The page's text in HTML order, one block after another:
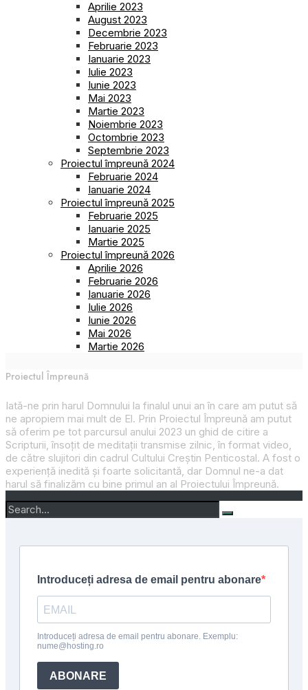
Aprilie 2023
August 2023
Decembrie 2023
Februarie 2023
Ianuarie 2023
Iulie 2023
Iunie 2023
Mai 2023
Martie 2023
Noiembrie 2023
Octombrie 2023
Septembrie 2023
Proiectul împreună 2024
Februarie 2024
Ianuarie 2024
Proiectul împreună 2025
Februarie 2025
Ianuarie 2025
Martie 2025
Proiectul împreună 2026
Aprilie 2026
Februarie 2026
Ianuarie 2026
Iulie 2026
Iunie 2026
Mai 2026
Martie 2026
Proiectul Împreună
Iată-ne prin harul Domnului la finalul unui an în care am putut să
ne apropiem mai mult de El. Prin Proiectul Împreună am putut
să oferim pe tot parcursul anului 2023 un ghid de citire a
Scripturii, însoțit de meditații transmise zilnic, în format video,
de către slujitori din cadrul Cultului Creștin Penticostal. A fost o
experiență inedită și foarte solicitantă, dar Domnul ne-a dat
harul să finalizăm cu bine primul an al Proiectului Împreună.